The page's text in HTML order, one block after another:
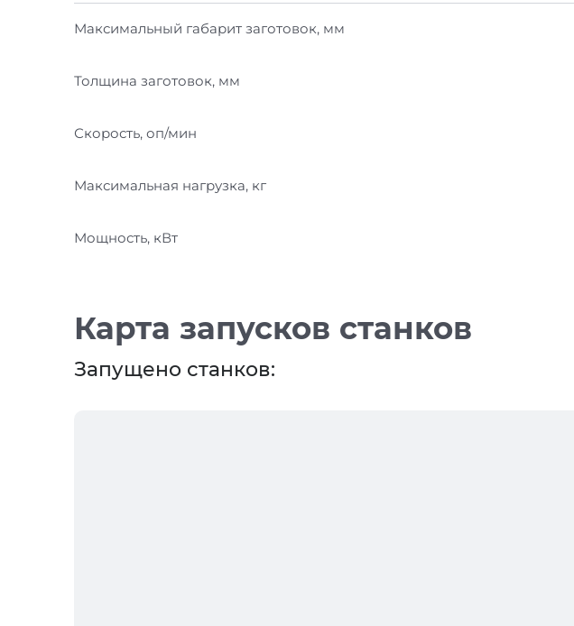
Максимальный габарит заготовок, мм
Толщина заготовок, мм
Скорость, оп/мин
Максимальная нагрузка, кг
Мощность, кВт
Карта запусков станков
Запущено станков: